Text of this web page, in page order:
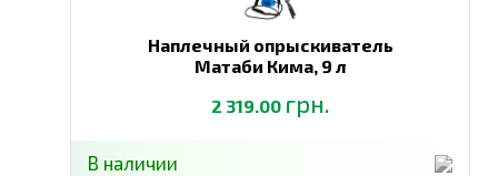
Наплечный опрыскиватель
Матаби Кима, 9 л
2 319.00 грн.
В наличии